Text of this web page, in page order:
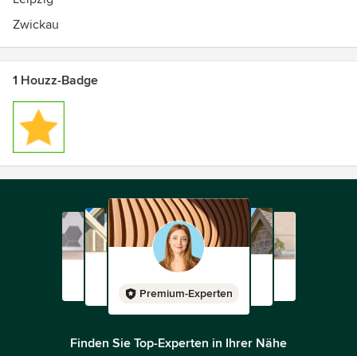
Zwickau
1 Houzz-Badge
Premium-Experten
Finden Sie Top-Experten in Ihrer Nähe